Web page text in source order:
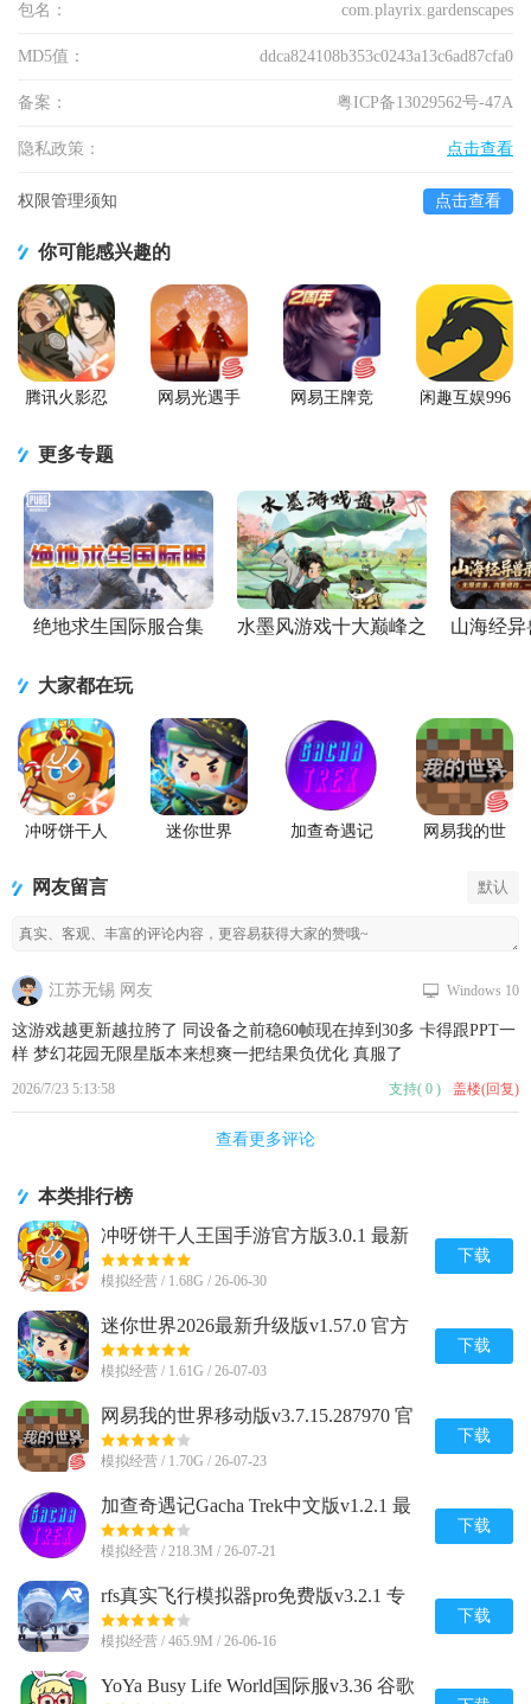
包名： com.playrix.gardenscapes
MD5值： ddca824108b353c0243a13c6ad87cfa0
备案： 粤ICP备13029562号-47A
隐私政策： 点击查看
权限管理须知 点击查看
你可能感兴趣的
腾讯火影忍
网易光遇手
网易王牌竞
闲趣互娱996
更多专题
绝地求生国际服合集
水墨风游戏十大巅峰之
山海经
大家都在玩
冲呀饼干人
迷你世界
加查奇遇记
网易我的世
网友留言 默认
江苏无锡 网友
2026/7/23 5:13:58
这游戏越更新越拉胯了 同设备之前稳60帧现在掉到30多 卡得跟PPT一
样 梦幻花园无限星版本来想爽一把结果负优化 真服了
Windows 10
支持( 0 ) 盖楼(回复)
查看更多评论
本类排行榜
冲呀饼干人王国手游官方版3.0.1 最新
版
模拟经营 / 1.68G / 26-06-30
下载
迷你世界2026最新升级版v1.57.0 官方
版
模拟经营 / 1.61G / 26-07-03
下载
网易我的世界移动版v3.7.15.287970 官
方版
模拟经营 / 1.70G / 26-07-23
下载
加查奇遇记Gacha Trek中文版v1.2.1 最
新版
模拟经营 / 218.3M / 26-07-21
下载
rfs真实飞行模拟器pro免费版v3.2.1 专
业完整版
模拟经营 / 465.9M / 26-06-16
下载
YoYa Busy Life World国际服v3.36 谷歌